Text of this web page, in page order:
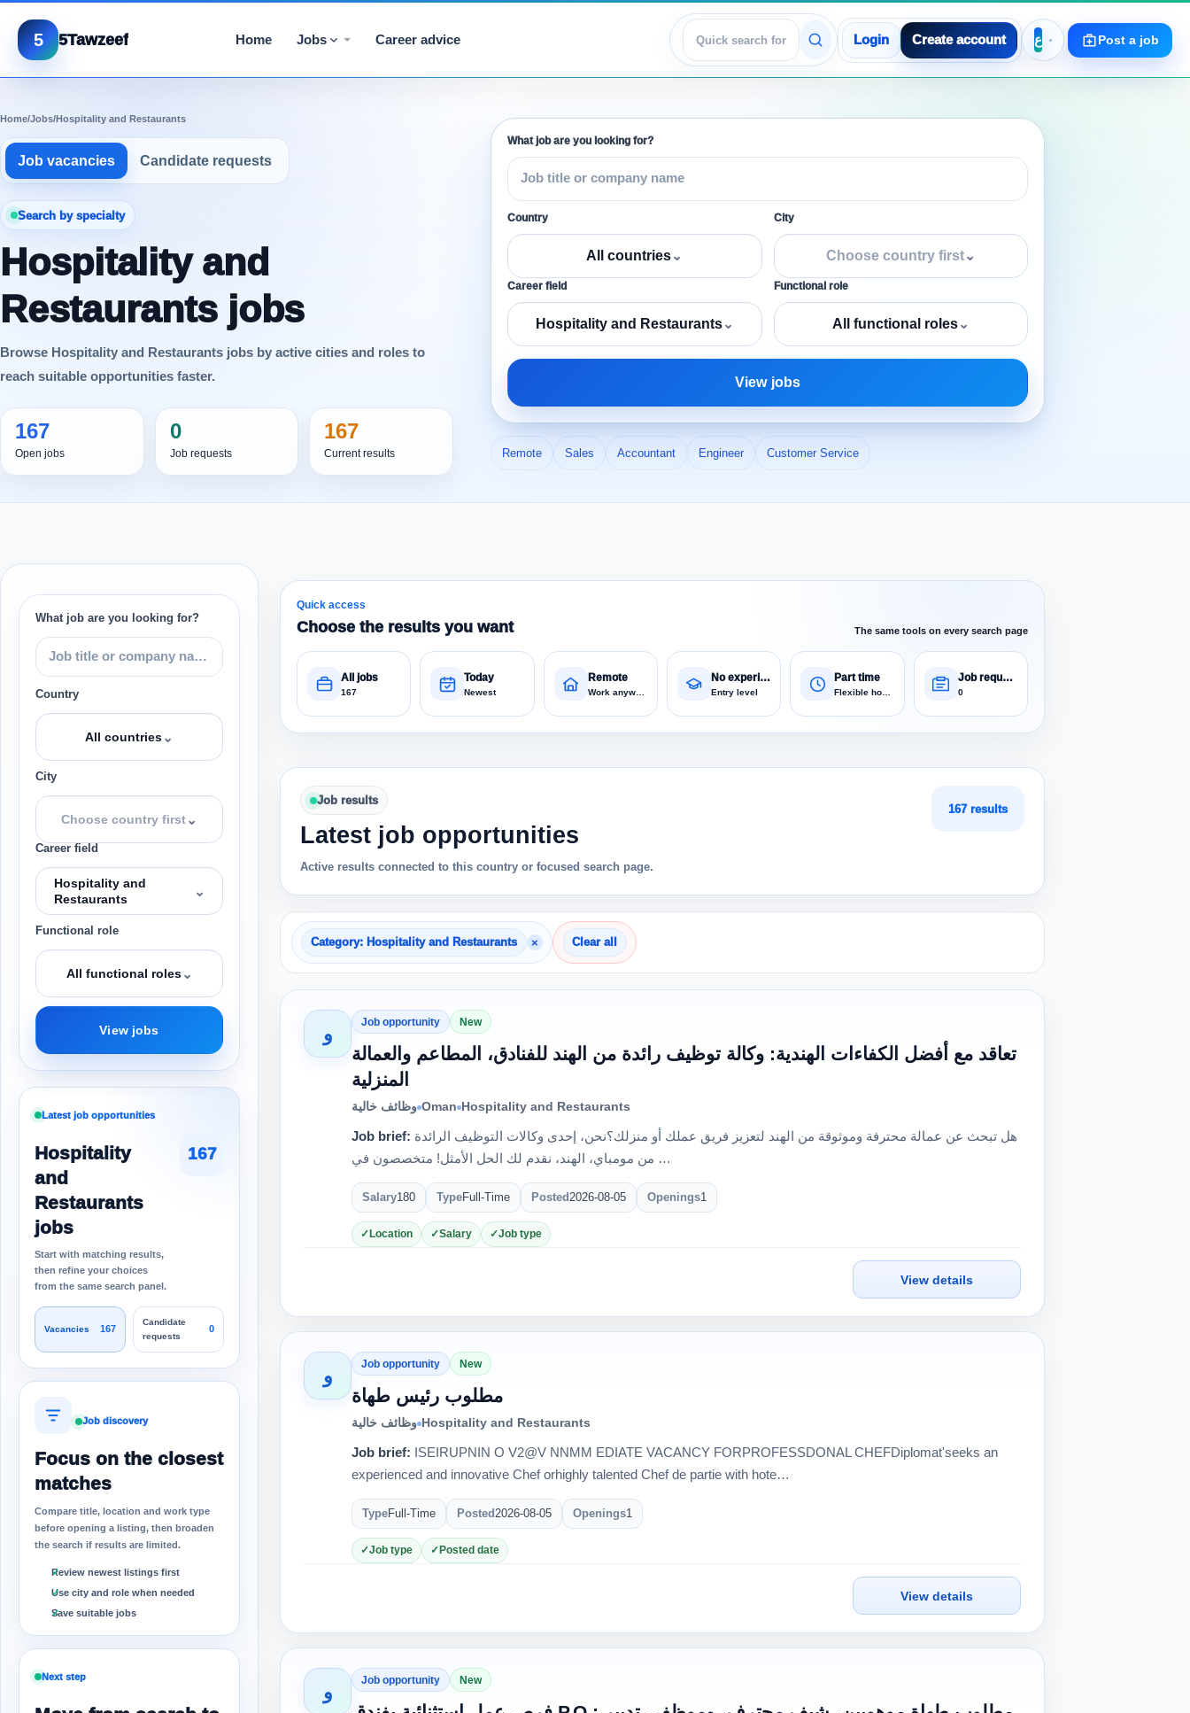
5 5Tawzeef Home Jobs Career advice
View jobs
Login Create account Post a job
Home/Jobs/Hospitality and Restaurants
Job vacancies Candidate requests
Search by specialty
Hospitality and
Restaurants jobs
Browse Hospitality and Restaurants jobs by active cities and roles to
reach suitable opportunities faster.
167
Open jobs
0
Job requests
167
Current results
What job are you looking for?
Country
All countries⌄
City
Choose country first⌄
Career field
Hospitality and Restaurants⌄
Functional role
All functional roles⌄
View jobs
Remote Sales Accountant Engineer Customer Service
What job are you looking for?
Country
All countries⌄
City
Choose country first⌄
Career field
Hospitality and
Restaurants
⌄
Functional role
All functional roles⌄
View jobs
Latest job opportunities
Hospitality
and
Restaurants
jobs
Start with matching results,
then refine your choices
from the same search panel.
167
Vacancies 167
Candidate
requests
0
Job discovery
Focus on the closest
matches
Compare title, location and work type
before opening a listing, then broaden
the search if results are limited.
Review newest listings first
Use city and role when needed
Save suitable jobs
Next step
Quick access
Choose the results you want The same tools on every search page
All jobs
167
Today
Newest
Remote
Work anywhere
No experience
Entry level
Part time Job requests
0
Job results
Latest job opportunities
Active results connected to this country or focused search page.
167 results
Category: Hospitality and Restaurants × Clear all
و
Job opportunity New
تعاقد مع أفضل الكفاءات الهندية: وكالة توظيف رائدة من الهند للفنادق، المطاعم والعمالة
المنزلية
وظائف خالية Oman Hospitality and Restaurants
Job brief:
من مومباي، الهند، نقدم لك الحل الأمثل! متخصصون في …
Salary180 TypeFull-Time Posted2026-08-05 Openings1
Location Salary Job type
View details
و
Job opportunity New
مطلوب رئيس طهاة
وظائف خالية Hospitality and Restaurants
Job brief: ISEIRUPNIN O V2@V NNMM EDIATE VACANCY FORPROFESSDONAL CHEFDiplomat'seeks an
experienced and innovative Chef orhighly talented Chef de partie with hote…
TypeFull-Time Posted2026-08-05 Openings1
Job type Posted date
View details
و
Job opportunity New